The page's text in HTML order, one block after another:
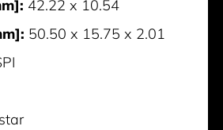
42.22 x 10.54
50.50 x 15.75 x 2.01